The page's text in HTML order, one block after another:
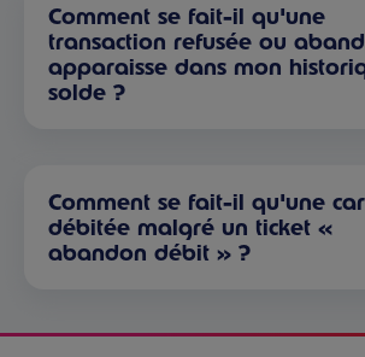
Comment se fait-il qu'une
transaction refusée ou
apparaisse dans mon
solde ?
Comment se fait-il qu'une
débitée malgré un ticket «
abandon débit » ?